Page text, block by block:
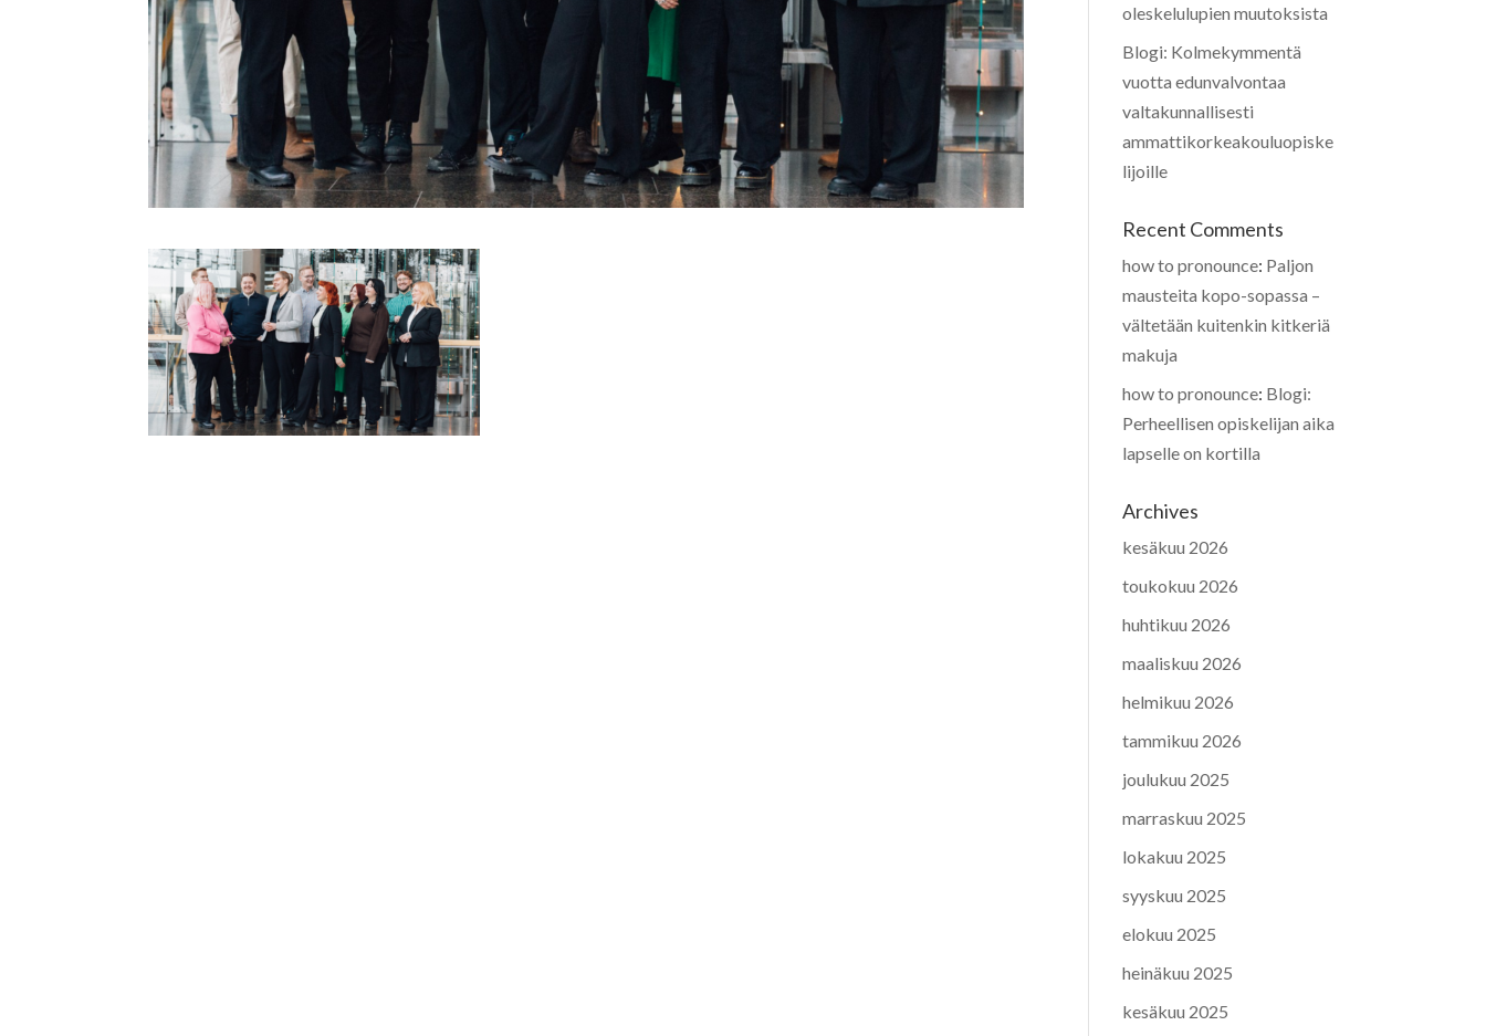
oleskelulupien muutoksista
Blogi: Kolmekymmentä
vuotta edunvalvontaa
valtakunnallisesti
ammattikorkeakouluopiske
lijoille
Recent Comments
how to pronounce: Paljon
mausteita kopo-sopassa –
vältetään kuitenkin kitkeriä
makuja
how to pronounce: Blogi:
Perheellisen opiskelijan aika
lapselle on kortilla
Archives
kesäkuu 2026
toukokuu 2026
huhtikuu 2026
maaliskuu 2026
helmikuu 2026
tammikuu 2026
joulukuu 2025
marraskuu 2025
lokakuu 2025
syyskuu 2025
elokuu 2025
heinäkuu 2025
kesäkuu 2025